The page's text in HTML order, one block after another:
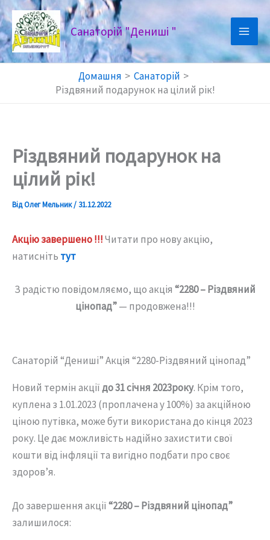
Перейти
до
вмісту
Санаторій "Дениші "
Домашня
Санаторій
Різдвяний подарунок на цілий рік!
Різдвяний подарунок на
цілий рік!
ВідОлег Мельник/ 31.12.2022
Акцію завершено !!!Читати про нову акцію,
натисніть тут
З радістю повідомляємо, що акція “2280 – Різдвяний
цінопад”— продовжена!!!
Санаторій “Дениші” Акція “2280-Різдвяний цінопад”
Новий термін акціїдо 31 січня 2023року. Крім того,
куплена з 1.01.2023 (проплачена у 100%) за акційною
ціною путівка, може бути використана до кінця 2023
року. Це дає можливість надійно захистити свої
кошти від інфляції та вигідно подбати про своє
здоров’я.
До завершення акції“2280 – Різдвяний цінопад”
залишилося: